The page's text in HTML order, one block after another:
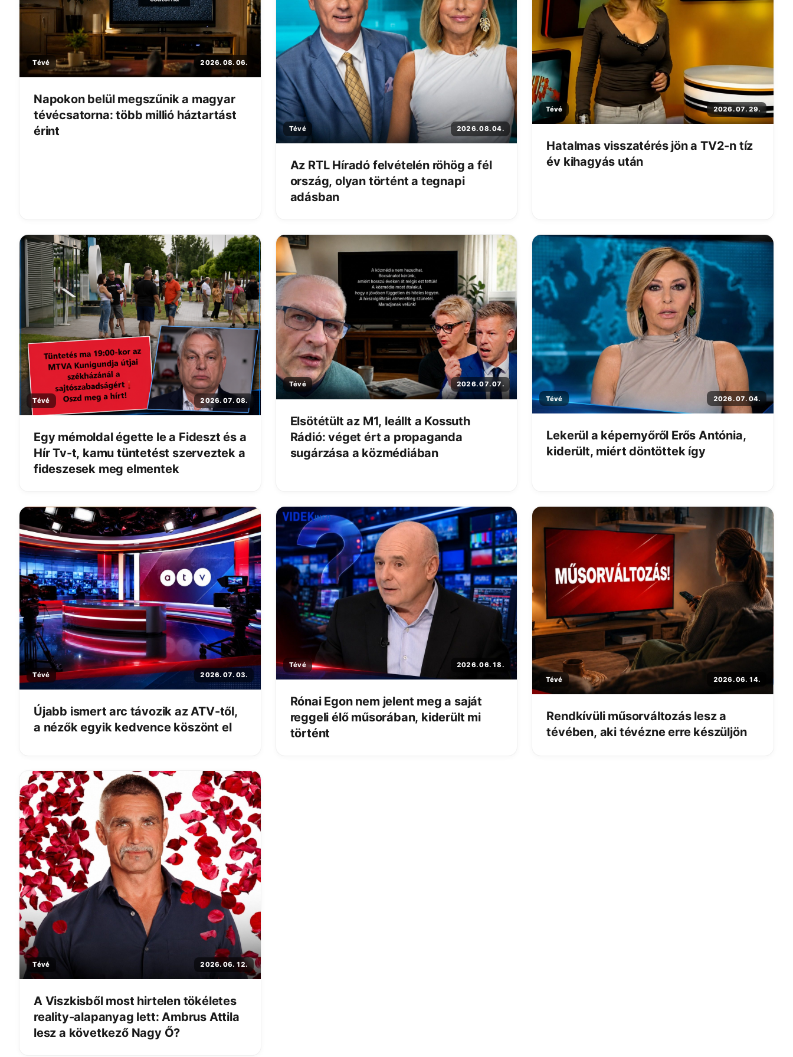
Tévé 2026. 08. 06.
Napokon belül megszűnik a magyar
tévécsatorna: több millió háztartást
érint
Tévé 2026. 08. 04.
Az RTL Híradó felvételén röhög a fél
ország, olyan történt a tegnapi
adásban
Tévé 2026. 07. 29.
Hatalmas visszatérés jön a TV2-n tíz
év kihagyás után
Tévé 2026. 07. 08.
Egy mémoldal égette le a Fideszt és a
Hír Tv-t, kamu tüntetést szerveztek a
fideszesek meg elmentek
Tévé 2026. 07. 07.
Elsötétült az M1, leállt a Kossuth
Rádió: véget ért a propaganda
sugárzása a közmédiában
Tévé 2026. 07. 04.
Lekerül a képernyőről Erős Antónia,
kiderült, miért döntöttek így
Tévé 2026. 07. 03.
Újabb ismert arc távozik az ATV-től,
a nézők egyik kedvence köszönt el
Tévé 2026. 06. 18.
Rónai Egon nem jelent meg a saját
reggeli élő műsorában, kiderült mi
történt
Tévé 2026. 06. 14.
Rendkívüli műsorváltozás lesz a
tévében, aki tévézne erre készüljön
Tévé 2026. 06. 12.
A Viszkisből most hirtelen tökéletes
reality-alapanyag lett: Ambrus Attila
lesz a következő Nagy Ő?